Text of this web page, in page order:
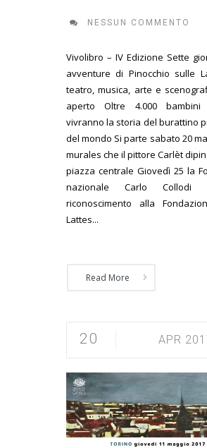
NESSUN COMMENTO
Vivolibro – IV Edizione Sette
avventure di Pinocchio sulle
teatro, musica, arte e
aperto Oltre 4.000
vivranno la storia del burattino
del mondo Si parte sabato 20
murales che il pittore Carlèt
piazza centrale Giovedì 25 la
nazionale Carlo Collodi
riconoscimento alla
Lattes...
Read More
20 APR